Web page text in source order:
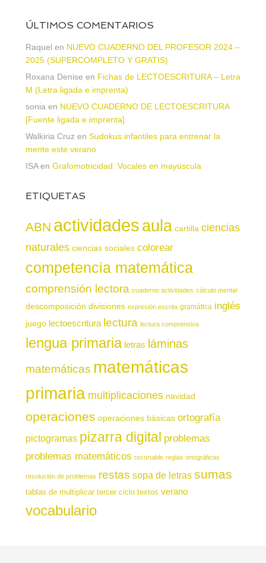
ÚLTIMOS COMENTARIOS
Raquel en NUEVO CUADERNO DEL PROFESOR 2024 –
2025 (SUPERCOMPLETO Y GRATIS)
Roxana Denise en Fichas de LECTOESCRITURA – Letra
M (Letra ligada e imprenta)
sonia en NUEVO CUADERNO DE LECTOESCRITURA
[Fuente ligada e imprenta]
Walkiria Cruz en Sudokus infantiles para entrenar la
mente este verano
ISAen Grafomotricidad. Vocales en mayúscula
ETIQUETAS
ABN actividadesaula cartilla ciencias
naturales ciencias sociales colorear
competencia matemática
comprensión lectora cuaderno actividades cálculo mental
descomposición divisiones expresión escrita gramática inglés
juego lectoescritura lectura lectura comprensiva
lengua primaria letras láminas
matemáticas matemáticas
primaria multiplicaciones navidad
operaciones operaciones básicas ortografía
pictogramas pizarra digital problemas
problemas matemáticos recortable reglas ortográficas
resolución de problemas restas sopa de letras sumas
tablas de multiplicar tercer ciclo textos verano
vocabulario